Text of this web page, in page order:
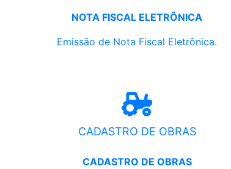
NOTA FISCAL ELETRÔNICA
Emissão de Nota Fiscal Eletrônica.
CADASTRO DE OBRAS
CADASTRO DE OBRAS